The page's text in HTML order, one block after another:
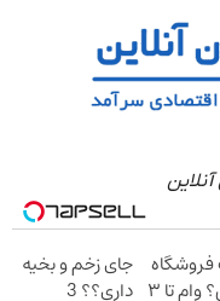
جای زخم و بخیه
داری؟؟ 3